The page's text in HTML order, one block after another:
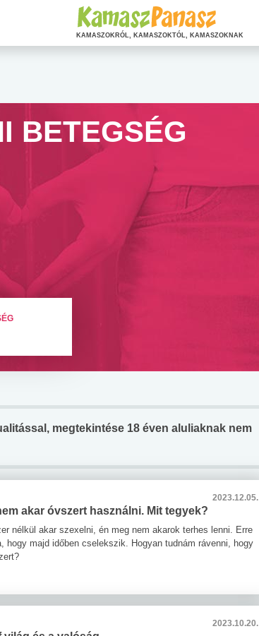
BETEGSÉG
megtekintése 18 éven aluliaknak nem
2023.12.05.
akar óvszert használni. Mit tegyek?
nélkül akar szexelni, én meg nem akarok terhes lenni. Erre
hogy majd időben cselekszik. Hogyan tudnám rávenni, hogy
2023.10.20.
KAMASZOKRÓL, KAMASZOKTÓL, KAMASZOKNAK